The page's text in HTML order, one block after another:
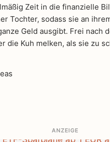
Zeit in die finanzielle
Tochter, sodass sie an
Geld ausgibt. Frei nach
die Kuh melken, als sie zu
ANZEIGE